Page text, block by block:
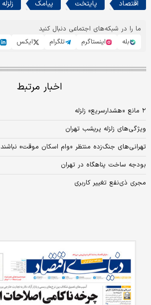
اقتصاد پایتخت پیامک زلزله
ما را در شبکه‌های اجتماعی دنبال کنید
بله
اینستاگرم تلگرام ایکس
اخبار مرتبط
۲ مانع «هشدار‌سریع» زلزله
ویژگی‌های زلزله پریشب تهران
تهرانی‌های جنگ‌زده منتظر «وام اسکان موقت» نباشند
بودجه ساخت پناهگاه در تهران
مجری ذی‌نفع تغییر کاربری